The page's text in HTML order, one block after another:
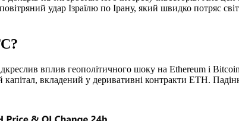
удар Ізраїлю по Ірану, який швидко потряс
вплив геополітичного шоку на Ethereum і
вкладений у деривативні контракти ETH.